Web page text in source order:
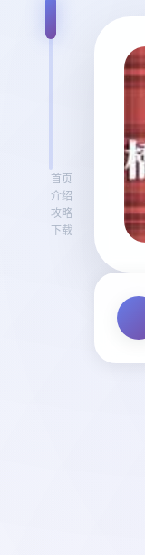
首页
介绍
攻略
下载